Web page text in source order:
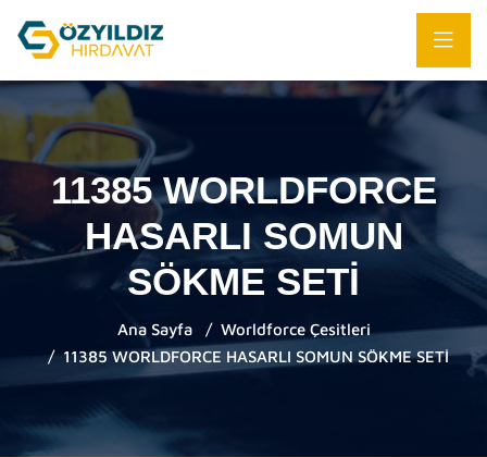
11385 WORLDFORCE
HASARLI SOMUN
SÖKME SETİ
Ana Sayfa
Worldforce Çesitleri
11385 WORLDFORCE HASARLI SOMUN SÖKME SETİ